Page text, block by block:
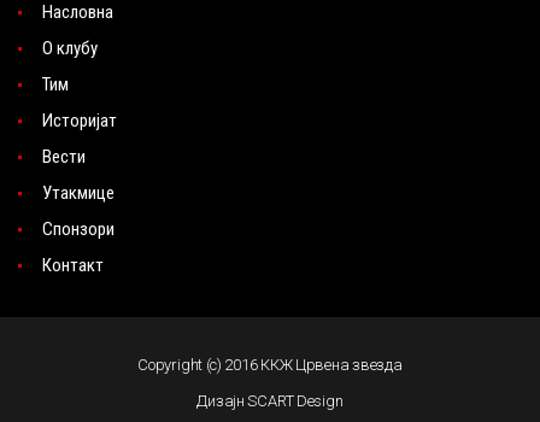
Насловна
О клубу
Тим
Историјат
Вести
Утакмице
Спонзори
Контакт
Copyright (c) 2016 ККЖ Црвена звезда
Дизајн SCART Design